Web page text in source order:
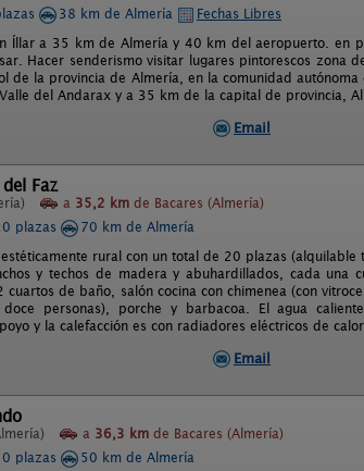
38 km de Almería
Fechas Libres
Íllar a 35 km de Almería y 40 km del aeropuerto. en
Hacer senderismo visitar lugares pintorescos zona
de la provincia de Almería, en la comunidad
del Andarax y a 35 km de la capital de provincia,
Email
del Faz
a 35,2 km de Bacares (Almería)
plazas
70 km de Almería
rural con un total de 20 plazas
y techos de madera y abuhardillados, cada una
de baño, salón cocina con chimenea (con
personas), porche y barbacoa. El agua
y la calefacción es con radiadores eléctricos de calor
Email
a 36,3 km de Bacares (Almería)
plazas
50 km de Almería